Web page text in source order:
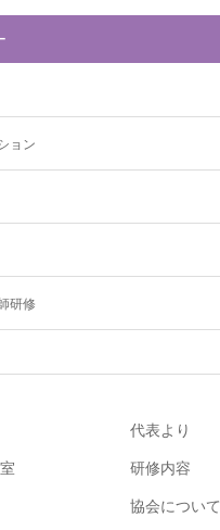
ョン
研修
代表より
研修内容
協会について